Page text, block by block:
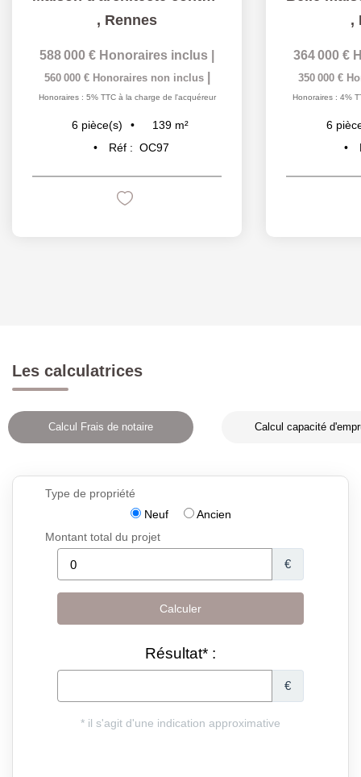
, Rennes
588 000 € Honoraires inclus
560 000 € Honoraires non inclus
Honoraires : 5% TTC à la charge de l'acquéreur
6 pièce(s) 139 m²
Réf : OC97
,
364 000 €
350 000 €
Honoraires : 4%
6
Les calculatrices
Calcul Frais de notaire Calcul capacité